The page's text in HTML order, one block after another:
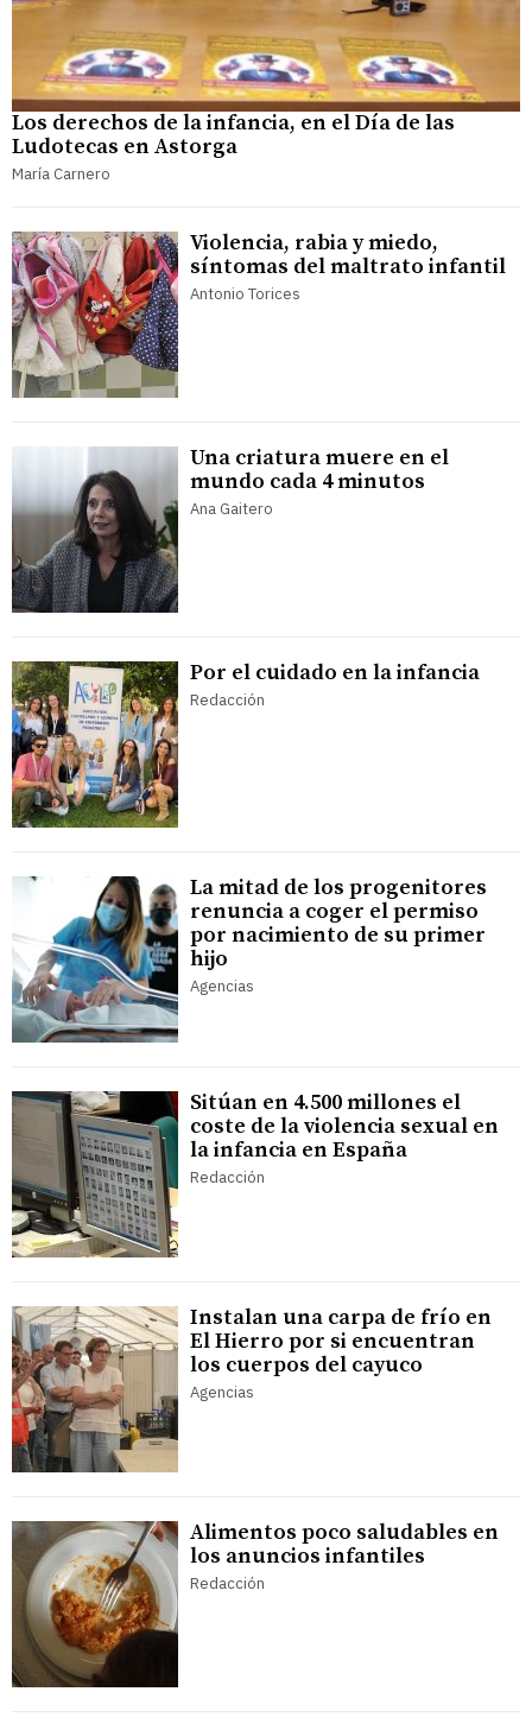
Los derechos de la infancia, en el Día de las
Ludotecas en Astorga
María Carnero
Violencia, rabia y miedo,
síntomas del maltrato infantil
Antonio Torices
Una criatura muere en el
mundo cada 4 minutos
Ana Gaitero
Por el cuidado en la infancia
Redacción
La mitad de los progenitores
renuncia a coger el permiso
por nacimiento de su primer
hijo
Agencias
Sitúan en 4.500 millones el
coste de la violencia sexual en
la infancia en España
Redacción
Instalan una carpa de frío en
El Hierro por si encuentran
los cuerpos del cayuco
Agencias
Alimentos poco saludables en
los anuncios infantiles
Redacción